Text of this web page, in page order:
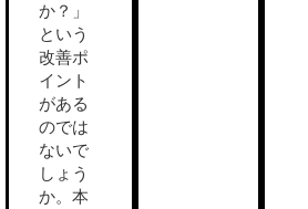
か？」
という
改善ポ
イント
がある
のでは
ないで
しょう
か。本